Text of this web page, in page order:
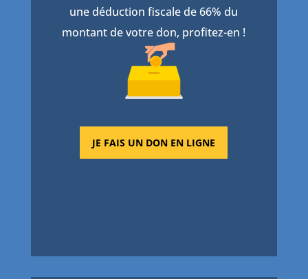
une déduction fiscale de 66% du
montant de votre don, profitez-en !
JE FAIS UN DON EN LIGNE